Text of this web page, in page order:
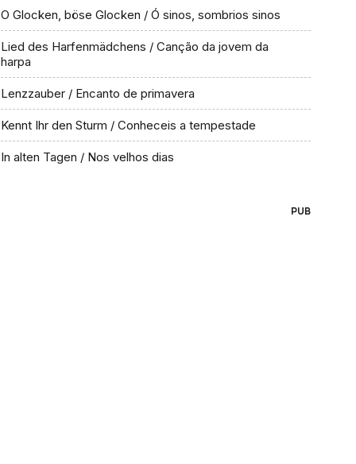
O Glocken, böse Glocken / Ó sinos, sombrios sinos
Lied des Harfenmädchens / Canção da jovem da
harpa
Lenzzauber / Encanto de primavera
Kennt Ihr den Sturm / Conheceis a tempestade
In alten Tagen / Nos velhos dias
PUB